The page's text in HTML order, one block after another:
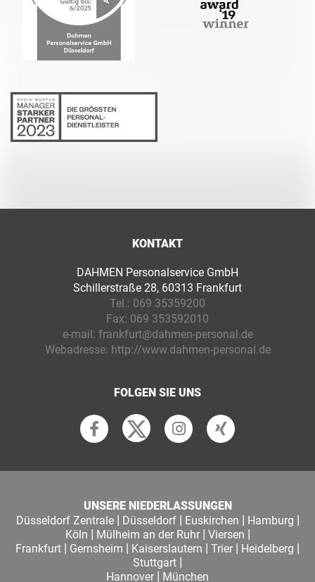
KONTAKT
DAHMEN Personalservice GmbH
Schillerstraße 28, 60313 Frankfurt
Tel.: 069 35359200
Fax: 069 353592010
e-mail: frankfurt@dahmen-personal.de
Webadresse: http://www.dahmen-personal.de
FOLGEN SIE UNS
UNSERE NIEDERLASSUNGEN
Düsseldorf Zentrale| Düsseldorf| Euskirchen | Hamburg |
Köln | Mülheim an der Ruhr| Viersen |
Frankfurt | Gernsheim | Kaiserslautern | Trier | Heidelberg |
Stuttgart |
Hannover | München